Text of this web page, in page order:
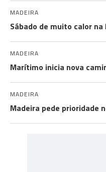
MADEIRA
Sábado de muito calor na
MADEIRA
Marítimo inicia nova
MADEIRA
Madeira pede prioridade